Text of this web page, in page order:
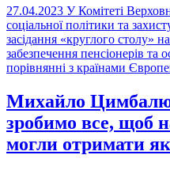
27.04.2023 У Комітеті
соціальної політики та
засідання «круглого столу»
забезпечення пенсіонерів та
порівнянні з країнами
Михайло
зробимо все, щоб
могли отримати